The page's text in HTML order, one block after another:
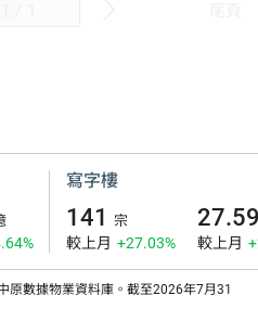
寫字樓
141 宗
較上月 +27.03% 較上月
原數據物業資料庫。截至2026年7月31